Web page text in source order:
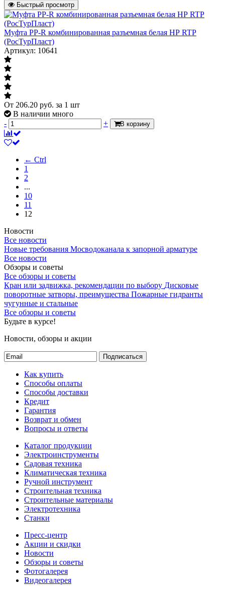
Быстрый просмотр
Муфта PP-R комбинированная разъемная белая НР RTP
(РосТурПласт)
Артикул: 10641
От 206.20 руб. за 1 шт
В наличии много
-
+ В корзину
← Ctrl
1
2
...
10
11
12
Новости
Все новости
Новые требования Мосводоканала к запорной арматуре
Все новости
Обзоры и советы
Все обзоры и советы
Кран или задвижка, рекомендации по выбору Дисковые
поворотные затворы, преимущества Пожарные гидранты
чугунные и стальные
Все обзоры и советы
Будьте в курсе!
Новости, обзоры и акции
Подписаться
Как купить
Способы оплаты
Способы доставки
Кредит
Гарантия
Возврат и обмен
Вопросы и ответы
Каталог продукции
Электроинструменты
Садовая техника
Климатическая техника
Ручной инструмент
Строительная техника
Строительные материалы
Электротехника
Станки
Пресс-центр
Акции и скидки
Новости
Обзоры и советы
Фотогалерея
Видеогалерея